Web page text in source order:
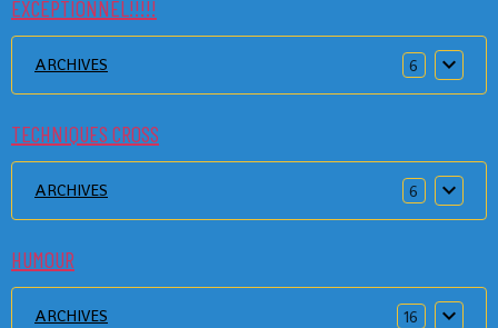
EXCEPTIONNEL!!!!!
ARCHIVES 6
TECHNIQUES CROSS
ARCHIVES 6
HUMOUR
ARCHIVES 16